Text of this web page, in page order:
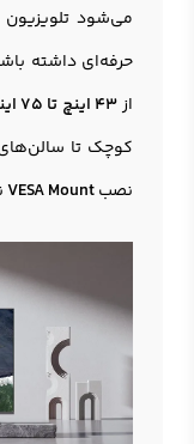
می‌شود
حرفه‌ای داشته
از43 اینچ تا 75 اینچ
کوچک تا
نصبVESA Mount